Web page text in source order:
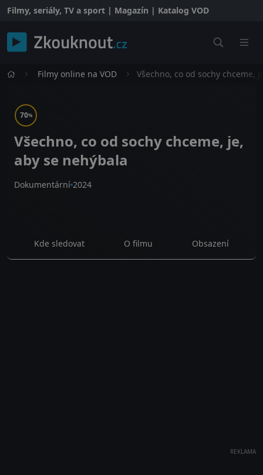
Filmy, seriály, TV a sport | Magazín | Katalog VOD
Filmy online na VOD Všechno, co od sochy chceme,
70%
Všechno, co od sochy chceme, je,
aby se nehýbala
Dokumentární 2024
Kde sledovat O filmu Obsazení
REKLAMA